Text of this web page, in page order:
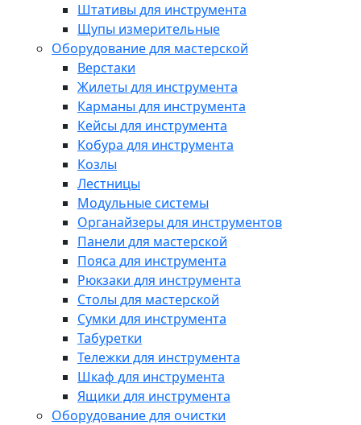
Штативы для инструмента
Щупы измерительные
Оборудование для мастерской
Верстаки
Жилеты для инструмента
Карманы для инструмента
Кейсы для инструмента
Кобура для инструмента
Козлы
Лестницы
Модульные системы
Органайзеры для инструментов
Панели для мастерской
Пояса для инструмента
Рюкзаки для инструмента
Столы для мастерской
Сумки для инструмента
Табуретки
Тележки для инструмента
Шкаф для инструмента
Ящики для инструмента
Оборудование для очистки